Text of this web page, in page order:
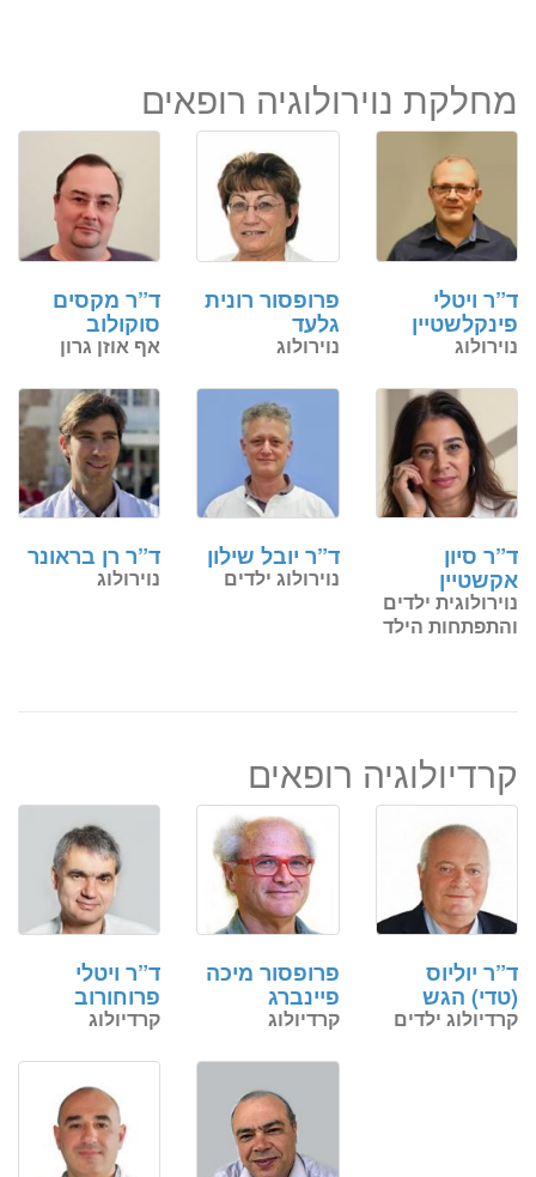
מחלקת נוירולוגיה רופאים
ד”ר מקסים
סוקולוב
אף אוזן גרון
פרופסור רונית
גלעד
נוירולוג
ד”ר ויטלי
פינקלשטיין
נוירולוג
ד”ר רן בראונר
נוירולוג
ד”ר יובל שילון
נוירולוג ילדים
ד”ר סיון
אקשטיין
נוירולוגית ילדים
והתפתחות הילד
קרדיולוגיה רופאים
ד”ר ויטלי
פרוחורוב
קרדיולוג
פרופסור מיכה
פיינברג
קרדיולוג
ד”ר יוליוס
(טדי) הגש
קרדיולוג ילדים